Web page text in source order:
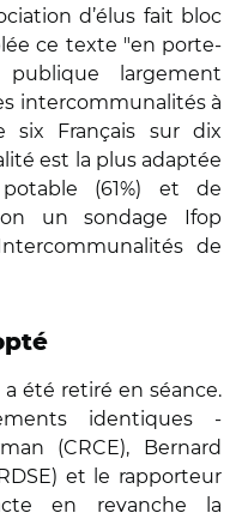
d’élus fait bloc
ce texte "en porte-
largement
intercommunalités à
six Français sur dix
est la plus adaptée
(61%) et de
un sondage Ifop
de
été retiré en séance.
identiques -
(CRCE), Bernard
et le rapporteur
en revanche la